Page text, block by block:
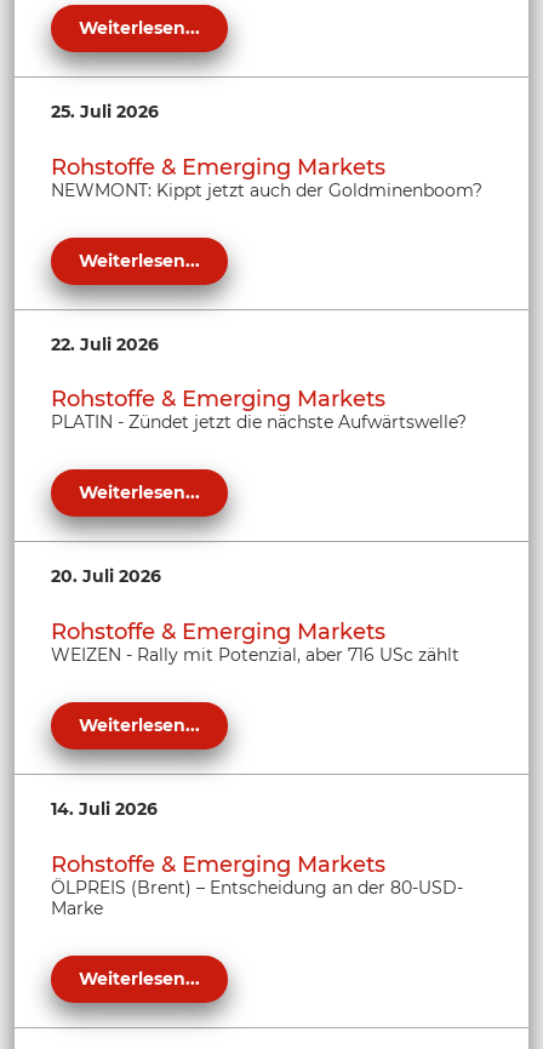
Weiterlesen...
25. Juli 2026
Rohstoffe & Emerging Markets
NEWMONT: Kippt jetzt auch der Goldminenboom?
Weiterlesen...
22. Juli 2026
Rohstoffe & Emerging Markets
PLATIN - Zündet jetzt die nächste Aufwärtswelle?
Weiterlesen...
20. Juli 2026
Rohstoffe & Emerging Markets
WEIZEN - Rally mit Potenzial, aber 716 USc zählt
Weiterlesen...
14. Juli 2026
Rohstoffe & Emerging Markets
ÖLPREIS (Brent) – Entscheidung an der 80-USD-
Marke
Weiterlesen...